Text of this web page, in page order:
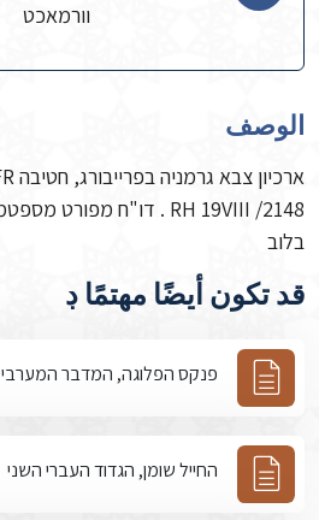
וורמאכט
الوصف
בלוב
قد تكون أيضًا مهتمًا ڊ
פנקס הפלוגה, המדבר המערבי 1942 (?)
החייל שומן, הגדוד העברי השני